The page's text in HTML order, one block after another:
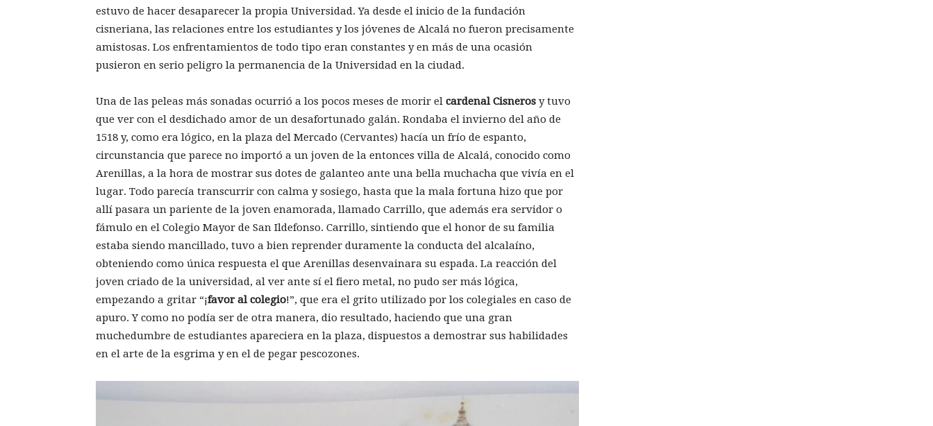
estuvo de hacer desaparecer la propia Universidad. Ya desde el inicio de la fundación
cisneriana, las relaciones entre los estudiantes y los jóvenes de Alcalá no fueron precisamente
amistosas. Los enfrentamientos de todo tipo eran constantes y en más de una ocasión
pusieron en serio peligro la permanencia de la Universidad en la ciudad.
Una de las peleas más sonadas ocurrió a los pocos meses de morir el cardenal Cisneros y tuvo
que ver con el desdichado amor de un desafortunado galán. Rondaba el invierno del año de
1518 y, como era lógico, en la plaza del Mercado (Cervantes) hacía un frío de espanto,
circunstancia que parece no importó a un joven de la entonces villa de Alcalá, conocido como
Arenillas, a la hora de mostrar sus dotes de galanteo ante una bella muchacha que vivía en el
lugar. Todo parecía transcurrir con calma y sosiego, hasta que la mala fortuna hizo que por
allí pasara un pariente de la joven enamorada, llamado Carrillo, que además era servidor o
fámulo en el Colegio Mayor de San Ildefonso. Carrillo, sintiendo que el honor de su familia
estaba siendo mancillado, tuvo a bien reprender duramente la conducta del alcalaíno,
obteniendo como única respuesta el que Arenillas desenvainara su espada. La reacción del
joven criado de la universidad, al ver ante sí el fiero metal, no pudo ser más lógica,
empezando a gritar “¡favor al colegio!”, que era el grito utilizado por los colegiales en caso de
apuro. Y como no podía ser de otra manera, dio resultado, haciendo que una gran
muchedumbre de estudiantes apareciera en la plaza, dispuestos a demostrar sus habilidades
en el arte de la esgrima y en el de pegar pescozones.